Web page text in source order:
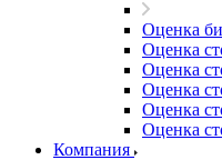
Оценка
Оценка
Оценка
Оценка
Оценка
Оценка
Компания